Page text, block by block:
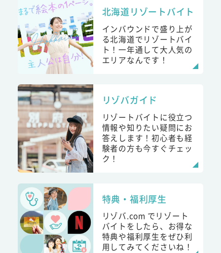
北海道リゾートバイト
インバウンドで盛り上が
る北海道でリゾートバイ
ト！一年通して大人気の
エリアなんです！
リゾバガイド
リゾートバイトに役立つ
情報や知りたい疑問にお
答えします！初心者も経
験者の方も今すぐチェッ
ク！
特典・福利厚生
リゾバ.com でリゾート
バイトをしたら、お得な
特典や福利厚生をぜひ利
用してみてくださいね！